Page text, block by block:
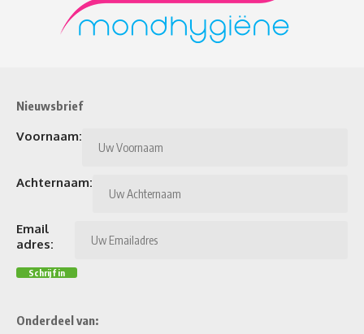
Nieuwsbrief
Voornaam:
Achternaam:
Email
adres:
Onderdeel van: